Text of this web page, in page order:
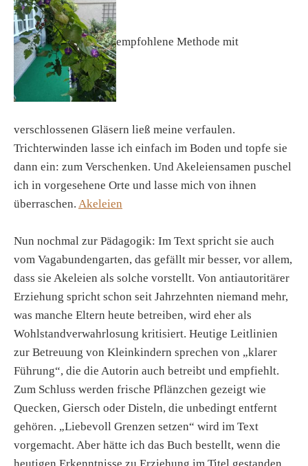
empfohlene Methode mit
verschlossenen Gläsern ließ meine verfaulen.
Trichterwinden lasse ich einfach im Boden und topfe sie
dann ein: zum Verschenken. Und Akeleiensamen puschel
ich in vorgesehene Orte und lasse mich von ihnen
überraschen. Akeleien
Nun nochmal zur Pädagogik: Im Text spricht sie auch
vom Vagabundengarten, das gefällt mir besser, vor allem,
dass sie Akeleien als solche vorstellt. Von antiautoritärer
Erziehung spricht schon seit Jahrzehnten niemand mehr,
was manche Eltern heute betreiben, wird eher als
Wohlstandverwahrlosung kritisiert. Heutige Leitlinien
zur Betreuung von Kleinkindern sprechen von „klarer
Führung“, die die Autorin auch betreibt und empfiehlt.
Zum Schluss werden frische Pflänzchen gezeigt wie
Quecken, Giersch oder Disteln, die unbedingt entfernt
gehören. „Liebevoll Grenzen setzen“ wird im Text
vorgemacht. Aber hätte ich das Buch bestellt, wenn die